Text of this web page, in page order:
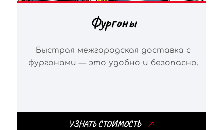
Фургоны
Быстрая межгородская доставка с
фургонами — это удобно и безопасно.
УЗНАТЬ СТОИМОСТЬ